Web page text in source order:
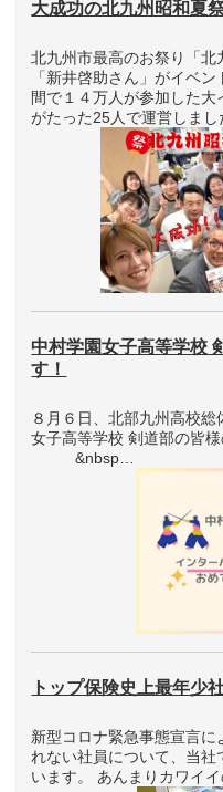
大成功の北九州昭和夏
北九州市最高のお祭り「北
「新井啓助さん」がイベ
間で１４万人が参加した
がたった25人で運営しま
中村学園女子高等学校
す！
８月６日、北部九州高校
女子高等学校 剣道部の皆
&nbsp…
トップ保険史上最年少
新型コロナ緊急事態宣言
れない社員について、当社
います。 あんまりカワイイ